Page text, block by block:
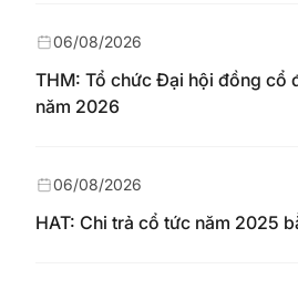
THM: Tổ chức Đại hội đồng cổ
năm 2026
06/08/2026
HAT: Chi trả cổ tức năm 2025
06/08/2026